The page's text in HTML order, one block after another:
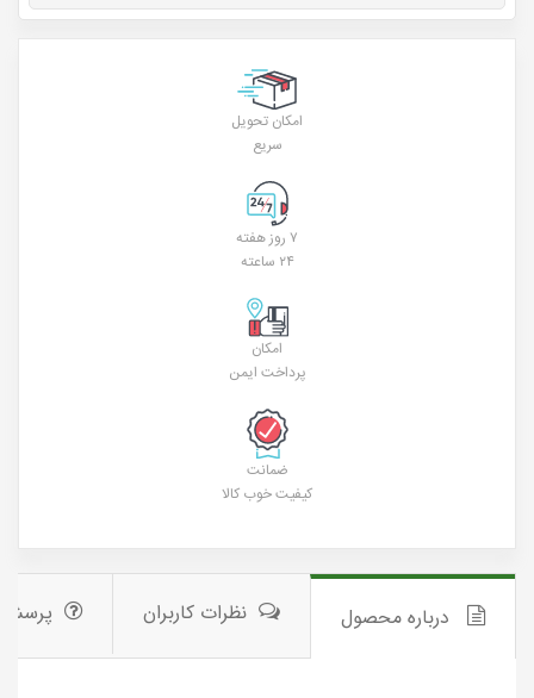
امکان تحویل
سریع
۷ روز هفته
۲۴ ساعته
امکان
پرداخت ایمن
ضمانت
کیفیت خوب کالا
درباره محصول نظرات کاربران